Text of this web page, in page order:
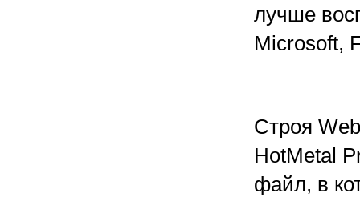
лучше
Microsoft,
Строя
HotMetal
файл, в